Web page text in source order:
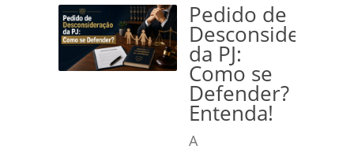
Pedido de
Desconsideração
da PJ:
Como se
Defender?
Entenda!
A